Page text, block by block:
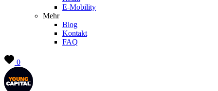
E-Mobility
Mehr
Blog
Kontakt
FAQ
0